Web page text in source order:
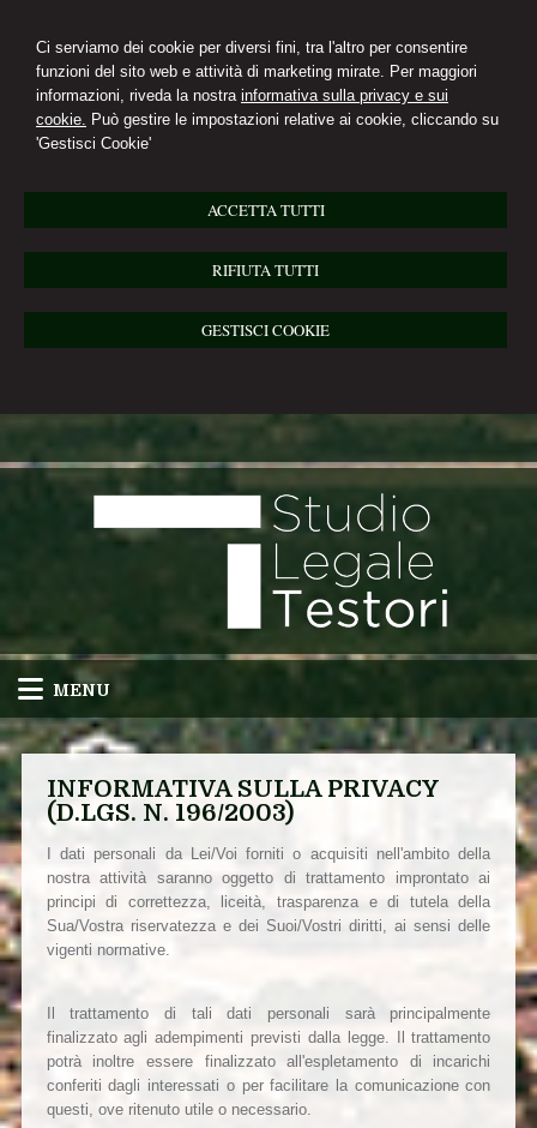
Ci serviamo dei cookie per diversi fini, tra l'altro per consentire
funzioni del sito web e attività di marketing mirate. Per maggiori
informazioni, riveda la nostra informativa sulla privacy e sui
cookie. Può gestire le impostazioni relative ai cookie, cliccando su
'Gestisci Cookie'
ACCETTA TUTTI
RIFIUTA TUTTI
GESTISCI COOKIE
MENU
INFORMATIVA SULLA PRIVACY
(D.LGS. N. 196/2003)
I dati personali da Lei/Voi forniti o acquisiti nell'ambito della
nostra attività saranno oggetto di trattamento improntato ai
principi di correttezza, liceità, trasparenza e di tutela della
Sua/Vostra riservatezza e dei Suoi/Vostri diritti, ai sensi delle
vigenti normative.
Il trattamento di tali dati personali sarà principalmente
finalizzato agli adempimenti previsti dalla legge. Il trattamento
potrà inoltre essere finalizzato all'espletamento di incarichi
conferiti dagli interessati o per facilitare la comunicazione con
questi, ove ritenuto utile o necessario.